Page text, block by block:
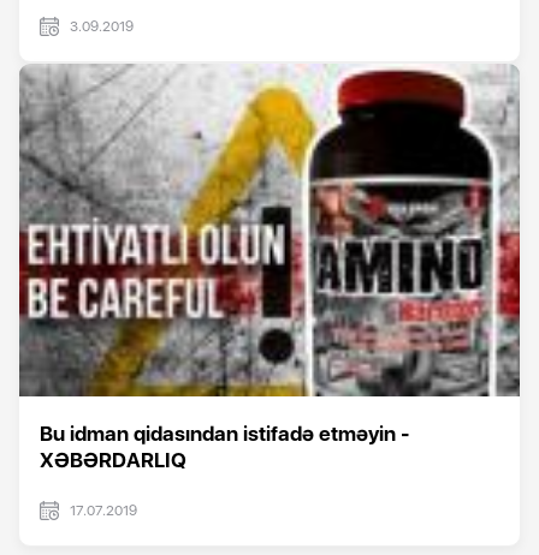
3.09.2019
Bu idman qidasından istifadə etməyin -
XƏBƏRDARLIQ
17.07.2019